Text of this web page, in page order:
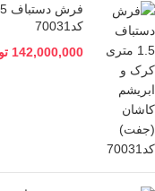
کد70031
142,000,000